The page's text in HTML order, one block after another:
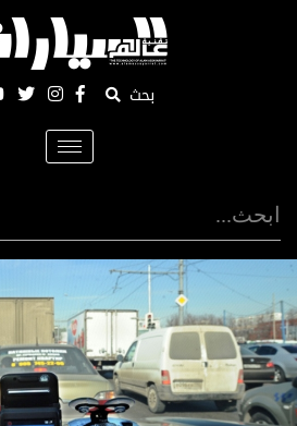
بحث
Toggle
navigation